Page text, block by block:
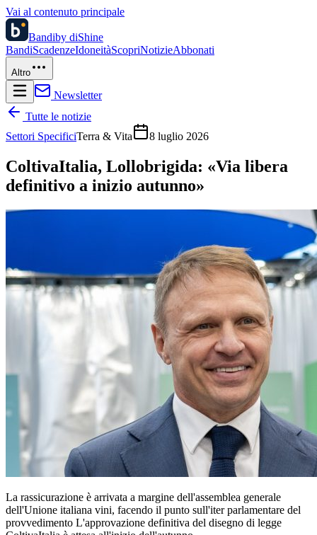
Vai al contenuto principale
Bandiby diShine
BandiScadenzeIdoneitàScopriNotizieAbbonati
Altro
Newsletter
Tutte le notizie
Settori SpecificiTerra & Vita 8 luglio 2026
ColtivaItalia, Lollobrigida: «Via libera
definitivo a inizio autunno»
La rassicurazione è arrivata a margine dell'assemblea generale
dell'Unione italiana vini, facendo il punto sull'iter parlamentare del
provvedimento L'approvazione definitiva del disegno di legge